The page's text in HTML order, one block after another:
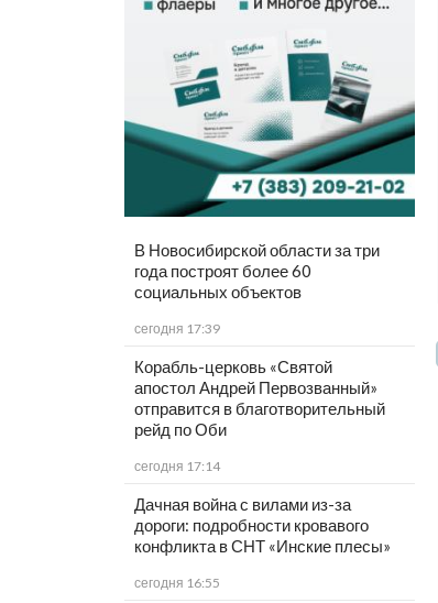
В Новосибирской области за три
года построят более 60
социальных объектов
сегодня 17:39
Корабль-церковь «Святой
апостол Андрей Первозванный»
отправится в благотворительный
рейд по Оби
сегодня 17:14
Дачная война с вилами из-за
дороги: подробности кровавого
конфликта в СНТ «Инские плесы»
сегодня 16:55